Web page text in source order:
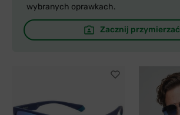
wybranych oprawkach.
Zacznij przymierzać